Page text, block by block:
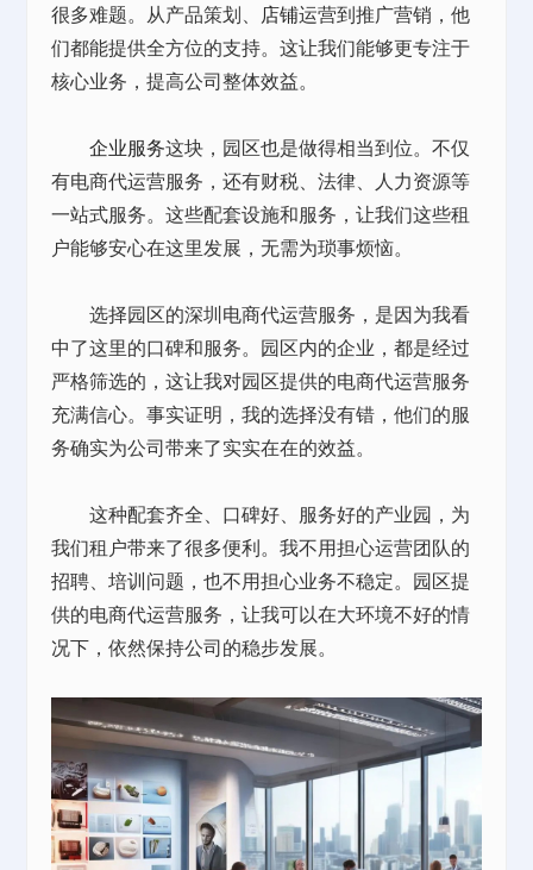
很多难题。从产品策划、 店铺运营到推广营销，他
们都能提供全方位的支持。这让我们能够更专注于
核心业务，提高公司整体效益。
企业服务这块，园区也是做得相当到位。不仅
有电商代运营服务，还有财税、法律、人力资源等
一站式服务。这些配套设施和服务，让我们这些租
户能够安心在这里发展，无需为琐事烦恼。
选择园区的深圳电商代运营服务，是因为我看
中了这里的口碑和服务。园区内的企业，都是经过
严格筛选的，这让我对园区提供的电商代运营服务
充满信心。事实证明，我的选择没有错，他们的服
务确实为公司带来了实实在在的效益。
这种配套齐全、口碑好、服务好的产业园，为
我们租户带来了很多便利。我不用担心运营团队的
招聘、培训问题，也不用担心业务不稳定。园区提
供的电商代运营服务，让我可以在大环境不好的情
况下，依然保持公司的稳步发展。